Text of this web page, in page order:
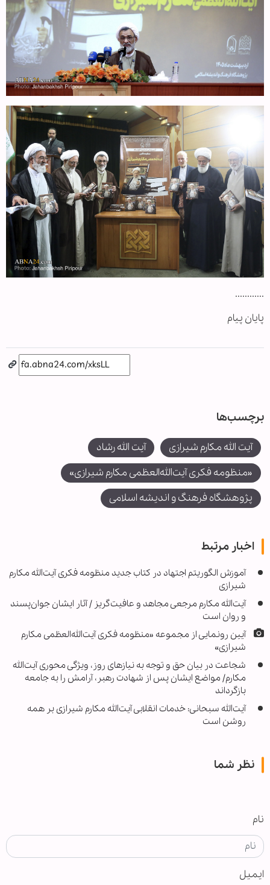
............
پایان پیام
برچسب‌ها
آیت الله مکارم شیرازی
آیت الله رشاد
«منظومه فکری آیت‌الله‌العظمی مکارم شیرازی»
پژوهشگاه فرهنگ و اندیشه اسلامی
اخبار مرتبط
آموزش الگوریتم اجتهاد در کتاب جدید منظومه فکری آیت‌الله مکارم
شیرازی
آیت‌الله مکارم مرجعی مجاهد و عافیت‌گریز / آثار ایشان جوان‌پسند
و روان است
آیین رونمایی از مجموعه «منظومه فکری آیت‌الله‌العظمی مکارم
شیرازی»
شجاعت در بیان حق و توجه به نیازهای روز، ویژگی محوری آیت‌الله
مکارم‌/ مواضع ایشان پس از شهادت رهبر، آرامش را به جامعه
بازگرداند
آیت‌الله سبحانی: خدمات انقلابی آیت‌الله مکارم شیرازی بر همه
روشن است
نظر شما
نام
ایمیل